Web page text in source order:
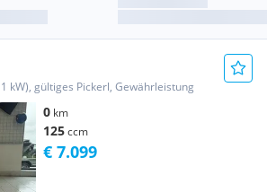
kW), gültiges Pickerl, Gewährleistung
0 km
125ccm
€ 7.099